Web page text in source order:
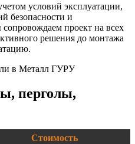
условий эксплуатации,
безопасности и
проект на всех
решения до монтажа
перголы,
Стоимость